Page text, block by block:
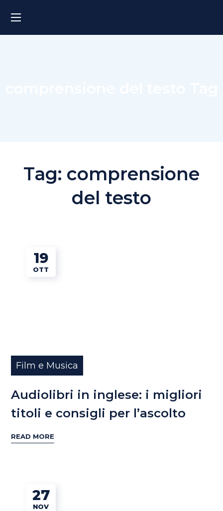
Tag: comprensione
del testo
19
OTT
Film e Musica
Audiolibri in inglese: i migliori
titoli e consigli per l’ascolto
READ MORE
27
NOV